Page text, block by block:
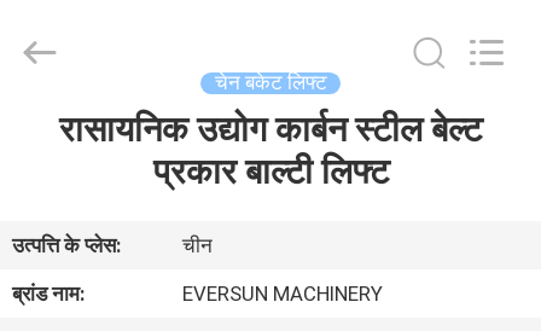
वीआर
चेन बकेट लिफ्ट
रासायनिक उद्योग कार्बन स्टील बेल्ट
प्रकार बाल्टी लिफ्ट
उत्पत्ति के प्लेस:
चीन
ब्रांड नाम:
EVERSUN MACHINERY